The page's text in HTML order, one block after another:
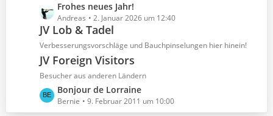
L
e
z
t
e
B
e
i
Frohes neues Jahr!
Andreas 2. Januar 2026 um 12:40
JV Lob & Tadel
Verbesserungsvorschläge und Bauchpinselungen hier hinein!
JV Foreign Visitors
Besucher aus anderen Ländern
L
e
Bonjour de Lorraine
Bernie 9. Februar 2011 um 10:00